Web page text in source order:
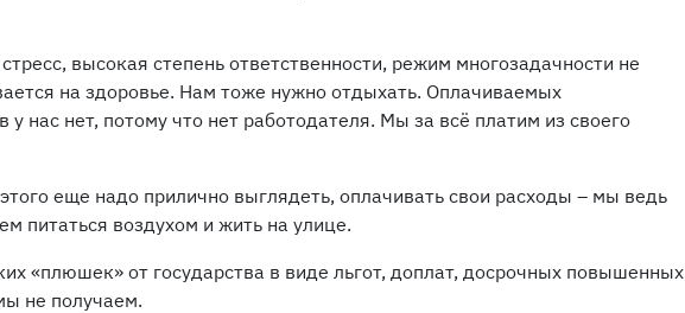
высокая степень ответственности, режим многозадачности не
на здоровье. Нам тоже нужно отдыхать. Оплачиваемых
у нас нет, потому что нет работодателя. Мы за всё платим из своего
еще надо прилично выглядеть, оплачивать свои расходы – мы ведь
питаться воздухом и жить на улице.
«плюшек» от государства в виде льгот, доплат, досрочных повышенных
не получаем.